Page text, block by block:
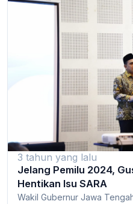
3 tahun yang lalu
Jelang Pemilu 2024,
Hentikan Isu SARA
Wakil Gubernur Jawa